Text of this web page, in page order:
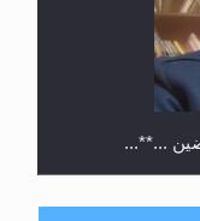
...**...